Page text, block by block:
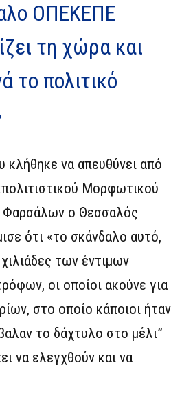
ΟΠΕΚΕΠΕ
τη χώρα και
το πολιτικό
κλήθηκε να απευθύνει από
Μορφωτικού
Φαρσάλων ο Θεσσαλός
ότι «το σκάνδαλο αυτό,
των έντιμων
οι οποίοι ακούνε για
στο οποίο κάποιοι ήταν
το δάχτυλο στο μέλι”
να ελεγχθούν και να